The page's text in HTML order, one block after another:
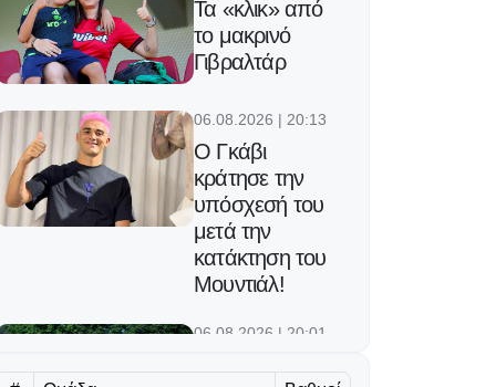
Τα «κλικ» από
το μακρινό
Γιβραλτάρ
06.08.2026 | 20:13
Ο Γκάβι
κράτησε την
υπόσχεσή του
μετά την
κατάκτηση του
Μουντιάλ!
06.08.2026 | 20:01